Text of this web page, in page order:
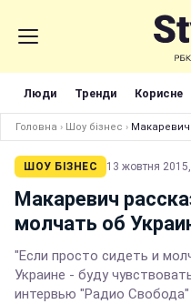
Люди Тренди Корисне
Головна › Шоу бізнес › Макаревич
ШОУ БІЗНЕС 13 жовтня
Макаревич
молчать об
"Если просто сидеть и
Украине - буду
интервью "Радио